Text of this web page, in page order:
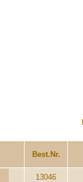
Best.Nr.
13046